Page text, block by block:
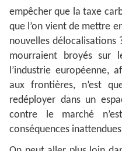
empêcher que la taxe
que l’on vient de mettre
nouvelles délocalisations
mourraient broyés sur
l’industrie européenne,
aux frontières, n’est
redéployer dans un
contre le marché
conséquences